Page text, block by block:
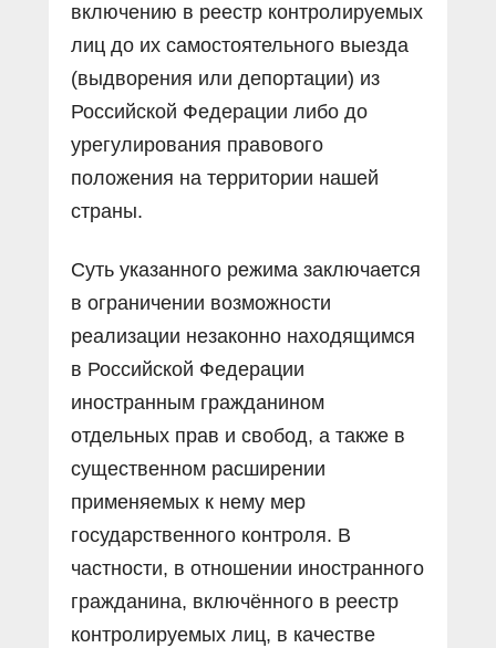
включению в реестр контролируемых
лиц до их самостоятельного выезда
(выдворения или депортации) из
Российской Федерации либо до
урегулирования правового
положения на территории нашей
страны.
Суть указанного режима заключается
в ограничении возможности
реализации незаконно находящимся
в Российской Федерации
иностранным гражданином
отдельных прав и свобод, а также в
существенном расширении
применяемых к нему мер
государственного контроля. В
частности, в отношении иностранного
гражданина, включённого в реестр
контролируемых лиц, в качестве